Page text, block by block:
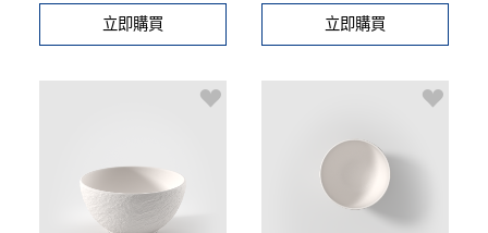
立即購買 立即購買